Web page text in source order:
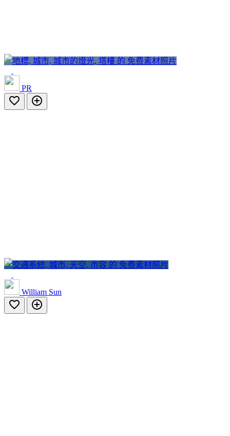
PR
William Sun